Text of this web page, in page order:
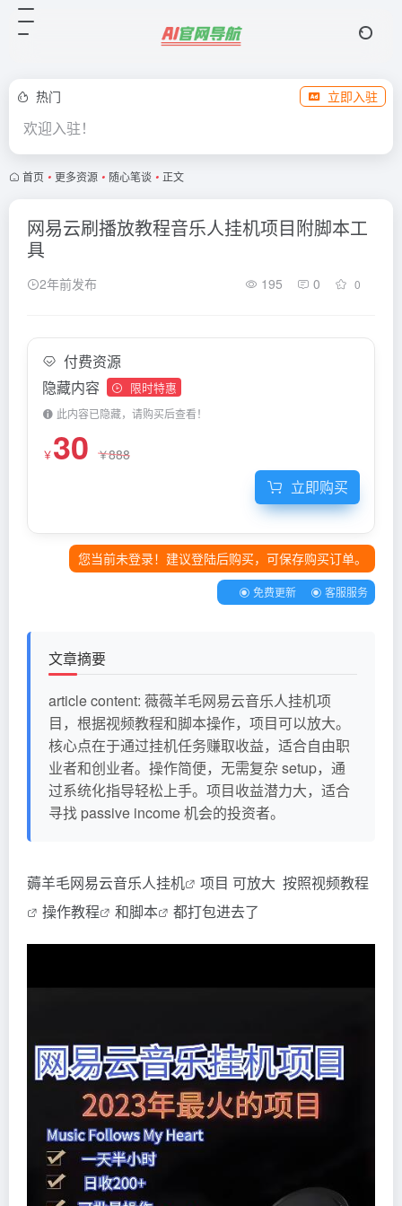
热门 立即入驻
欢迎入驻！
首页 • 更多资源 • 随心笔谈 • 正文
网易云刷播放教程音乐人挂机项目附脚本工
具
2年前发布 195 0 0
付费资源
隐藏内容
限时特惠
此内容已隐藏，请购买后查看！
￥30 ￥888
立即购买
您当前未登录！建议登陆后购买，可保存购买订单。
免费更新 客服服务
文章摘要
article content: 薇薇羊毛网易云音乐人挂机项
目，根据视频教程和脚本操作，项目可以放大。
核心点在于通过挂机任务赚取收益，适合自由职
业者和创业者。操作简便，无需复杂 setup，通
过系统化指导轻松上手。项目收益潜力大，适合
寻找 passive income 机会的投资者。
薅羊毛网易云音乐人挂机 项目 可放大 按照视频教程
操作教程 和脚本 都打包进去了